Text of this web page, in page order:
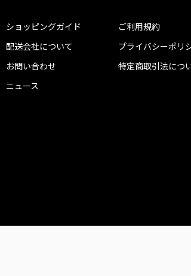
ショッピングガイド
配送会社について
お問い合わせ
ニュース
ご利用規約
プライバシーポリ
特定商取引法につ